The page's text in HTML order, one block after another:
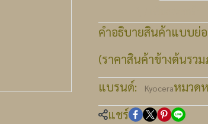
คำอธิบายสินค้าแบบย่อ
(ราคาสินค้าข้างต้นรว
แบรนด์:
Kyoceraหมวด
แชร์